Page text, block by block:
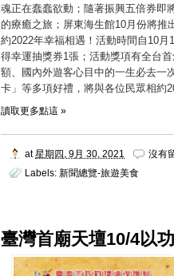
魂正在蠢蠢欲動；隨著振興五倍券即
的療癒之旅；屏東海生館10月份將
約2022年幸福相遇！活動時間自10
得幸運抽獎券1張；活動獎項有全台
額、國內外遊客心目中的一生必去一
卡」等多項好禮，將與各位民眾相約
讀取更多點這 »
at星期四, 9月 30, 2021
沒有
Labels: 新聞總覽-旅遊美食
臺灣首廟天壇10/4以